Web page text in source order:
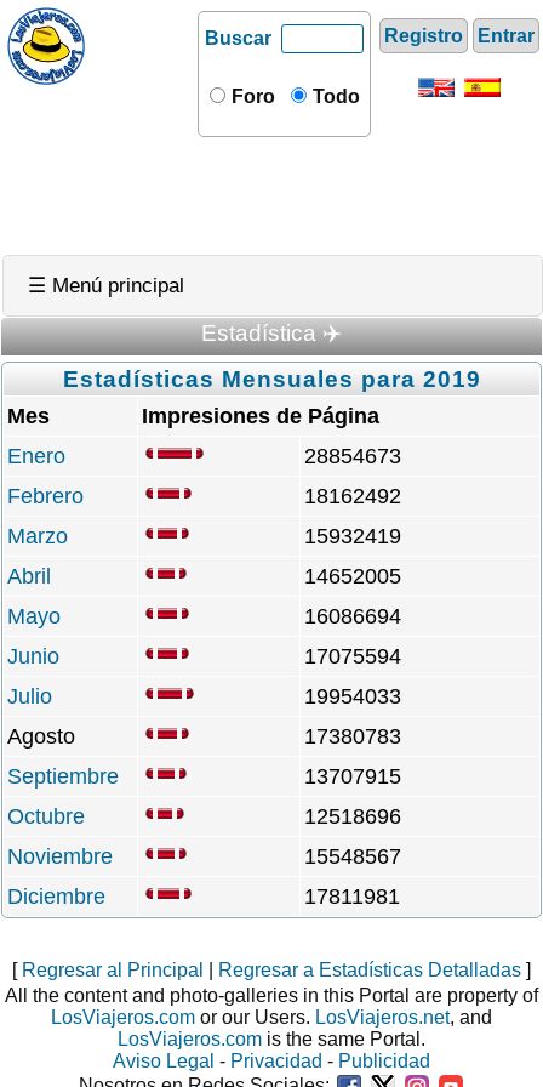
Registro Entrar
Buscar
Foro Todo
☰ Menú principal
Estadística ✈️
Estadísticas Mensuales para 2019
Mes
Impresiones de Página
Enero
28854673
Febrero
18162492
Marzo
15932419
Abril
14652005
Mayo
16086694
Junio
17075594
Julio
19954033
Agosto
17380783
Septiembre
13707915
Octubre
12518696
Noviembre
15548567
Diciembre
17811981
[ Regresar al Principal Regresar a Estadísticas Detalladas ]
All the content and photo-galleries in this Portal are property of
LosViajeros.com or our Users. LosViajeros.net, and
LosViajeros.com is the same Portal.
Aviso Legal - Privacidad - Publicidad